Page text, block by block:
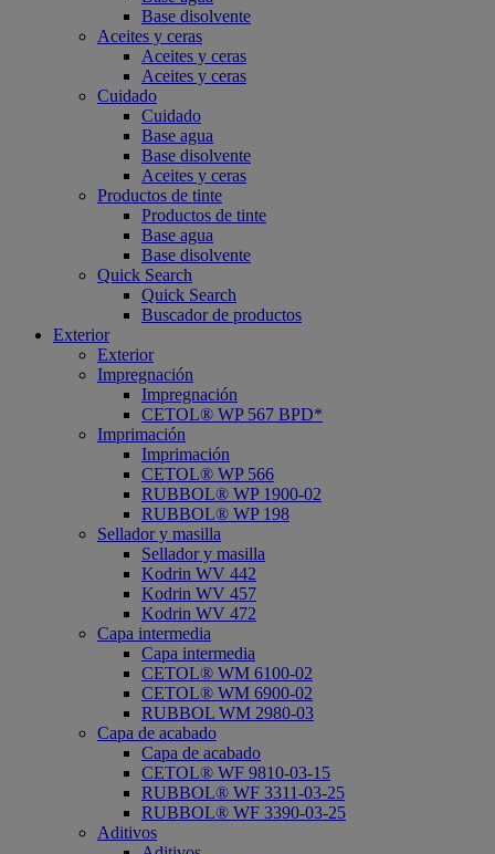
Base disolvente
Aceites y ceras
Aceites y ceras
Aceites y ceras
Cuidado
Cuidado
Base agua
Base disolvente
Aceites y ceras
Productos de tinte
Productos de tinte
Base agua
Base disolvente
Quick Search
Quick Search
Buscador de productos
Exterior
Exterior
Impregnación
Impregnación
CETOL® WP 567 BPD*
Imprimación
Imprimación
CETOL® WP 566
RUBBOL® WP 1900-02
RUBBOL® WP 198
Sellador y masilla
Sellador y masilla
Kodrin WV 442
Kodrin WV 457
Kodrin WV 472
Capa intermedia
Capa intermedia
CETOL® WM 6100-02
CETOL® WM 6900-02
RUBBOL WM 2980-03
Capa de acabado
Capa de acabado
CETOL® WF 9810-03-15
RUBBOL® WF 3311-03-25
RUBBOL® WF 3390-03-25
Aditivos